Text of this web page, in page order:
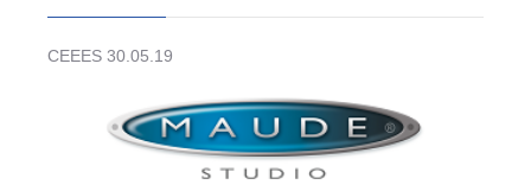
CEEES 30.05.19